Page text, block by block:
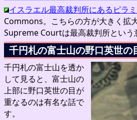
イスラエル最高裁判所にあるピラ
Commons。こちらの方が大きく拡
Supreme Courtは最高裁判所という
千円札の富士山の野口英世の
千円札の富士山を透か
して見ると、富士山の
上部に野口英世の目が
重なるのは有名な話で
す。